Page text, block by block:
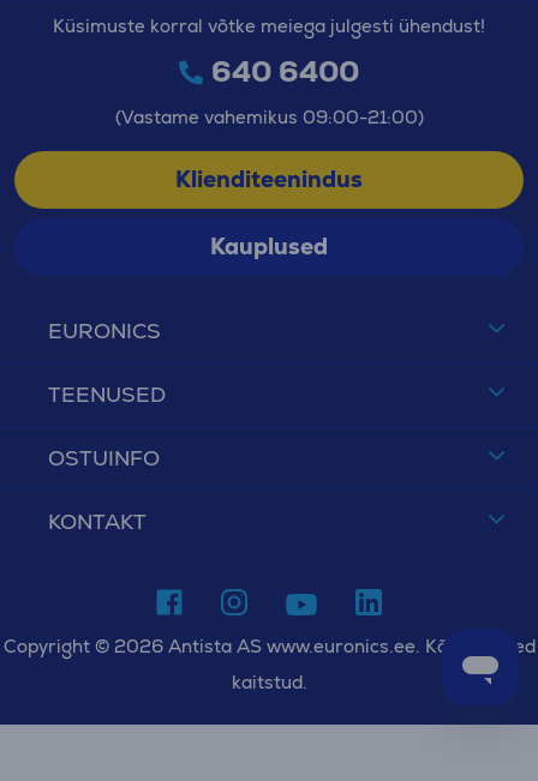
EURONICS
TEENUSED
OSTUINFO
KONTAKT
Küsimuste korral võtke meiega julgesti ühendust!
640 6400
(Vastame vahemikus 09:00-21:00)
Klienditeenindus
Kauplused
Copyright © 2026 Antista AS www.euronics.ee. Kõik õigused
kaitstud.